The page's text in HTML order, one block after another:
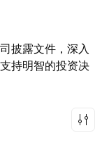
披露文件，深入
持明智的投资决